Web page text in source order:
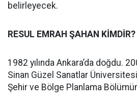
belirleyecek.
RESUL EMRAH ŞAHAN KİMDİR?
1982 yılında Ankara’da doğdu.
Sinan Güzel Sanatlar
Şehir ve Bölge Planlama